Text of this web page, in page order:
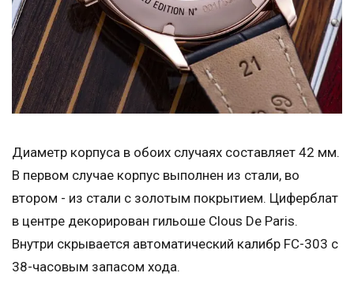
Диаметр корпуса в обоих случаях составляет 42 мм.
В первом случае корпус выполнен из стали, во
втором - из стали с золотым покрытием. Циферблат
в центре декорирован гильоше Clous De Paris.
Внутри скрывается автоматический калибр FC-303 с
38-часовым запасом хода.